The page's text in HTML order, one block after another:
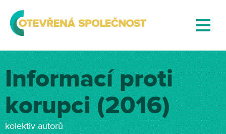
Informací proti
korupci (2016)
kolektiv autorů